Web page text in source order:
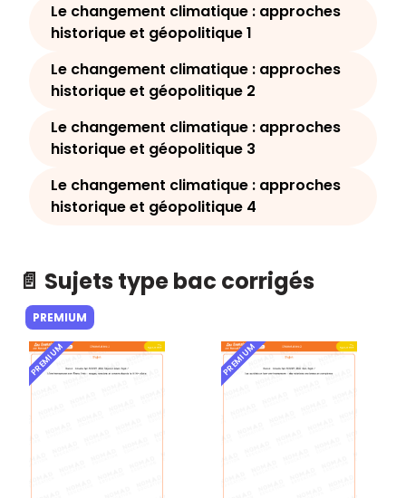
Le changement climatique : approches
historique et géopolitique 1
Le changement climatique : approches
historique et géopolitique 2
Le changement climatique : approches
historique et géopolitique 3
Le changement climatique : approches
historique et géopolitique 4
📄 Sujets type bac corrigés
PREMIUM
PREMIUM PREMIUM